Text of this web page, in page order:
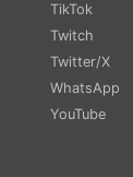
TikTok
Twitch
Twitter/X
WhatsApp
YouTube